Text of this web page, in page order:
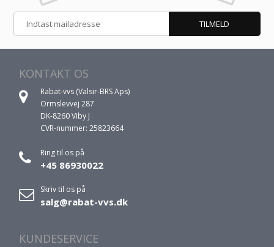
KONTAKT OS
Rabat-vvs (Valsir-BRS Aps)
Ormslevvej 287
DK-8260 Viby J
CVR-nummer: 25823664
Ring til os på
+45 86930022
Skriv til os på
salg@rabat-vvs.dk
KUNDESERVICE